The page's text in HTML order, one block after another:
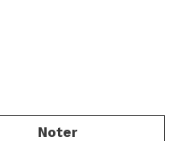
Noter